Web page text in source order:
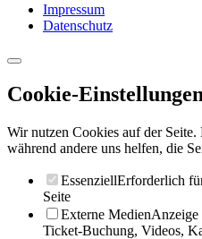
Impressum
Datenschutz
Cookie-Einstellungen
Wir nutzen Cookies auf der
während andere uns helfen, die
EssenziellErforderlich
Seite
Externe MedienAnzeige
Ticket-Buchung, Videos,